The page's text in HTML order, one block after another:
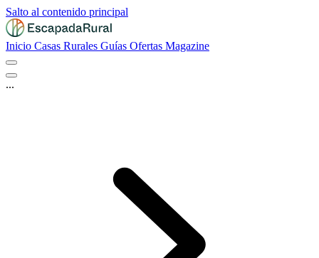
Salto al contenido principal
Inicio Casas Rurales Guías Ofertas Magazine
...